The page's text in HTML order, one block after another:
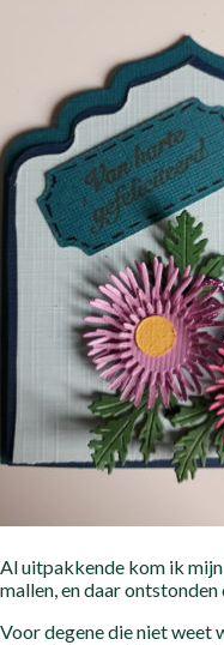
Al uitpakkende kom ik mijn
mallen, en daar
Voor degene die niet weet